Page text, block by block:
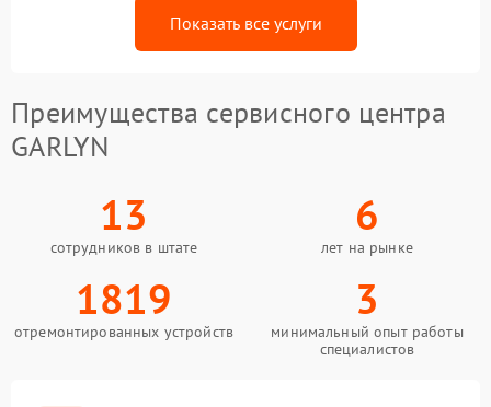
Показать все услуги
Преимущества сервисного центра
GARLYN
13
сотрудников в штате
6
лет на рынке
1819
отремонтированных устройств
3
минимальный опыт работы
специалистов